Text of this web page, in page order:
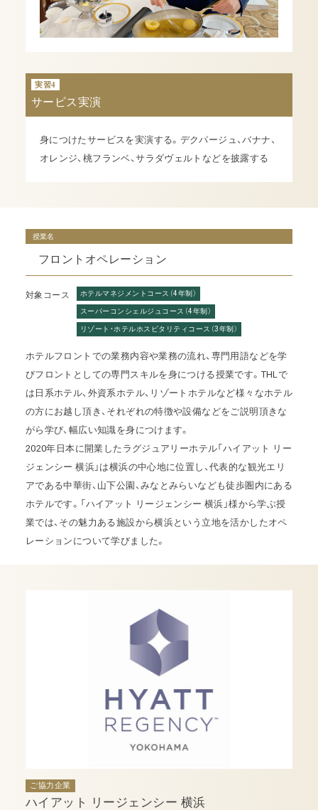
実習4
サービス実演
身につけたサービスを実演する。デクパージュ、バナナ、
オレンジ、桃フランベ、サラダヴェルトなどを披露する
授業名
フロントオペレーション
対象コース ホテルマネジメントコース（4年制）
スーパーコンシェルジュコース（4年制）
リゾート・ホテルホスピタリティコース（3年制）
ホテルフロントでの業務内容や業務の流れ、専門用語などを学
びフロントとしての専門スキルを身につける授業です。THLで
は日系ホテル、外資系ホテル、リゾートホテルなど様々なホテル
の方にお越し頂き、それぞれの特徴や設備などをご説明頂きな
がら学び、幅広い知識を身につけます。
2020年日本に開業したラグジュアリーホテル「ハイアット リー
ジェンシー 横浜」は横浜の中心地に位置し、代表的な観光エリ
アである中華街、山下公園、みなとみらいなども徒歩圏内にある
ホテルです。「ハイアット リージェンシー 横浜」様から学ぶ授
業では、その魅力ある施設から横浜という立地を活かしたオペ
レーションについて学びました。
ご協力企業
ハイアット リージェンシー 横浜